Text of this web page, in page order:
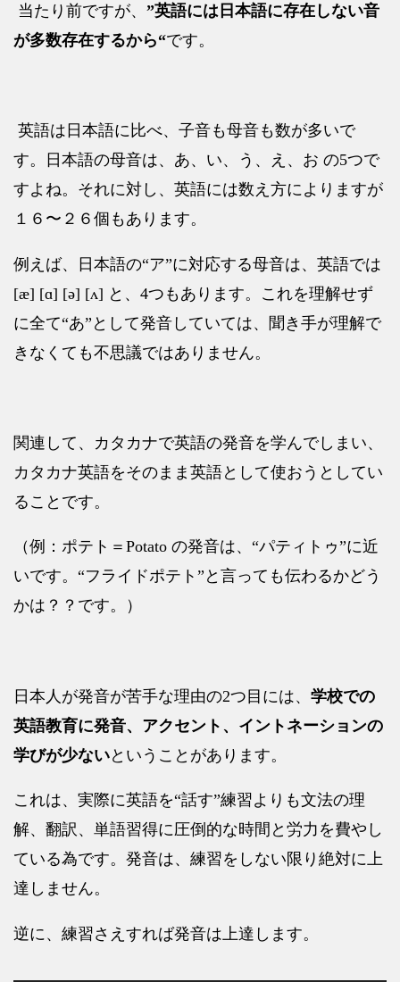
当たり 前ですが、 ”英語には日本語に存在しない音
が多数存在するから“です。
英語は日本語に比べ、子音も母音も数が多いで
す。日本語の母音は、あ、い、う、え、お の5つで
すよね。それに対し、英語には数え方によりますが
１６〜２６個もあります。
例えば、日本語の“ア”に対応する母音は、英語では
[æ] [ɑ] [ə] [ʌ] と、 4つもあります。これを理解せず
に全て“あ” として発音していては、聞き手が理解で
きなくても不思議ではありません。
関連して、カタカナで英語の発音を学んでしまい、
カタカナ英語をそのまま英語として使おうとしてい
ることです。
（例：ポテト＝ Potato の発音は、 “パティトゥ”に近
いです。 “フライドポテト ” と言っても伝わるかどう
かは？？です。）
日本人が発音が苦手な理由の2つ目には、 学校での
英語教育に発音、アクセント、イントネーションの
学びが少ないということがあります。
これは、実際に英語を“話す”練習よりも文法の理
解、翻訳、単語習得に圧倒的な時間と労力を費やし
ている為です。発音は、練習をしない限り絶対に上
達しません。
逆に、練習さえすれば発音は上達します。